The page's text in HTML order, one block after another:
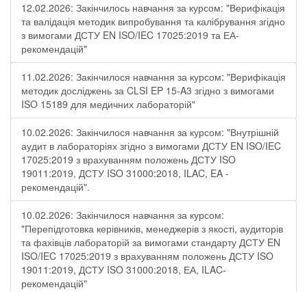
12.02.2026: Закінчилось навчання за курсом: "Верифікація
та валідація методик випробування та калібрування згідно
з вимогами ДСТУ EN ISO/IEC 17025:2019 та ЕА-
рекомендацій"
11.02.2026: Закінчилося навчання за курсом: "Верифікація
методик досліджень за CLSI EP 15-A3 згідно з вимогами
ISO 15189 для медичних лабораторій"
10.02.2026: Закінчилося навчання за курсом: "Внутрішній
аудит в лабораторіях згідно з вимогами ДСТУ EN ISO/IEC
17025:2019 з врахуванням положень ДСТУ ISO
19011:2019, ДСТУ ISO 31000:2018, ILAC, EA -
рекомендацій".
10.02.2026: Закінчилося навчання за курсом:
"Перепідготовка керівників, менеджерів з якості, аудиторів
та фахівців лабораторій за вимогами стандарту ДСТУ EN
ISO/IEC 17025:2019 з врахуванням положень ДСТУ ISO
19011:2019, ДСТУ ISO 31000:2018, ЕА, ILAC-
рекомендацій"